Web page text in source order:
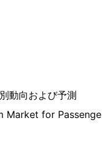
動向および予測
Market for Passenge